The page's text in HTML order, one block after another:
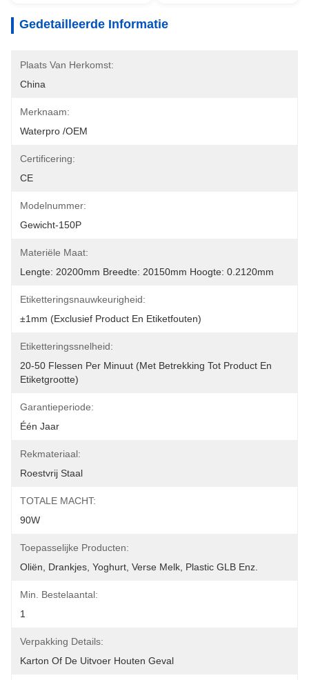
Gedetailleerde Informatie
Plaats Van Herkomst:
China
Merknaam:
Waterpro /OEM
Certificering:
CE
Modelnummer:
Gewicht-150P
Materiële Maat:
Lengte: 20200mm Breedte: 20150mm Hoogte: 0.2120mm
Etiketteringsnauwkeurigheid:
±1mm (exclusief Product En Etiketfouten)
Etiketteringssnelheid:
20-50 Flessen Per Minuut (met Betrekking Tot Product En
Etiketgrootte)
Garantieperiode:
Één Jaar
Rekmateriaal:
Roestvrij Staal
TOTALE MACHT:
90W
Toepasselijke Producten:
Oliën, Drankjes, Yoghurt, Verse Melk, Plastic GLB Enz.
Min. Bestelaantal:
1
Verpakking Details:
Karton Of De Uitvoer Houten Geval